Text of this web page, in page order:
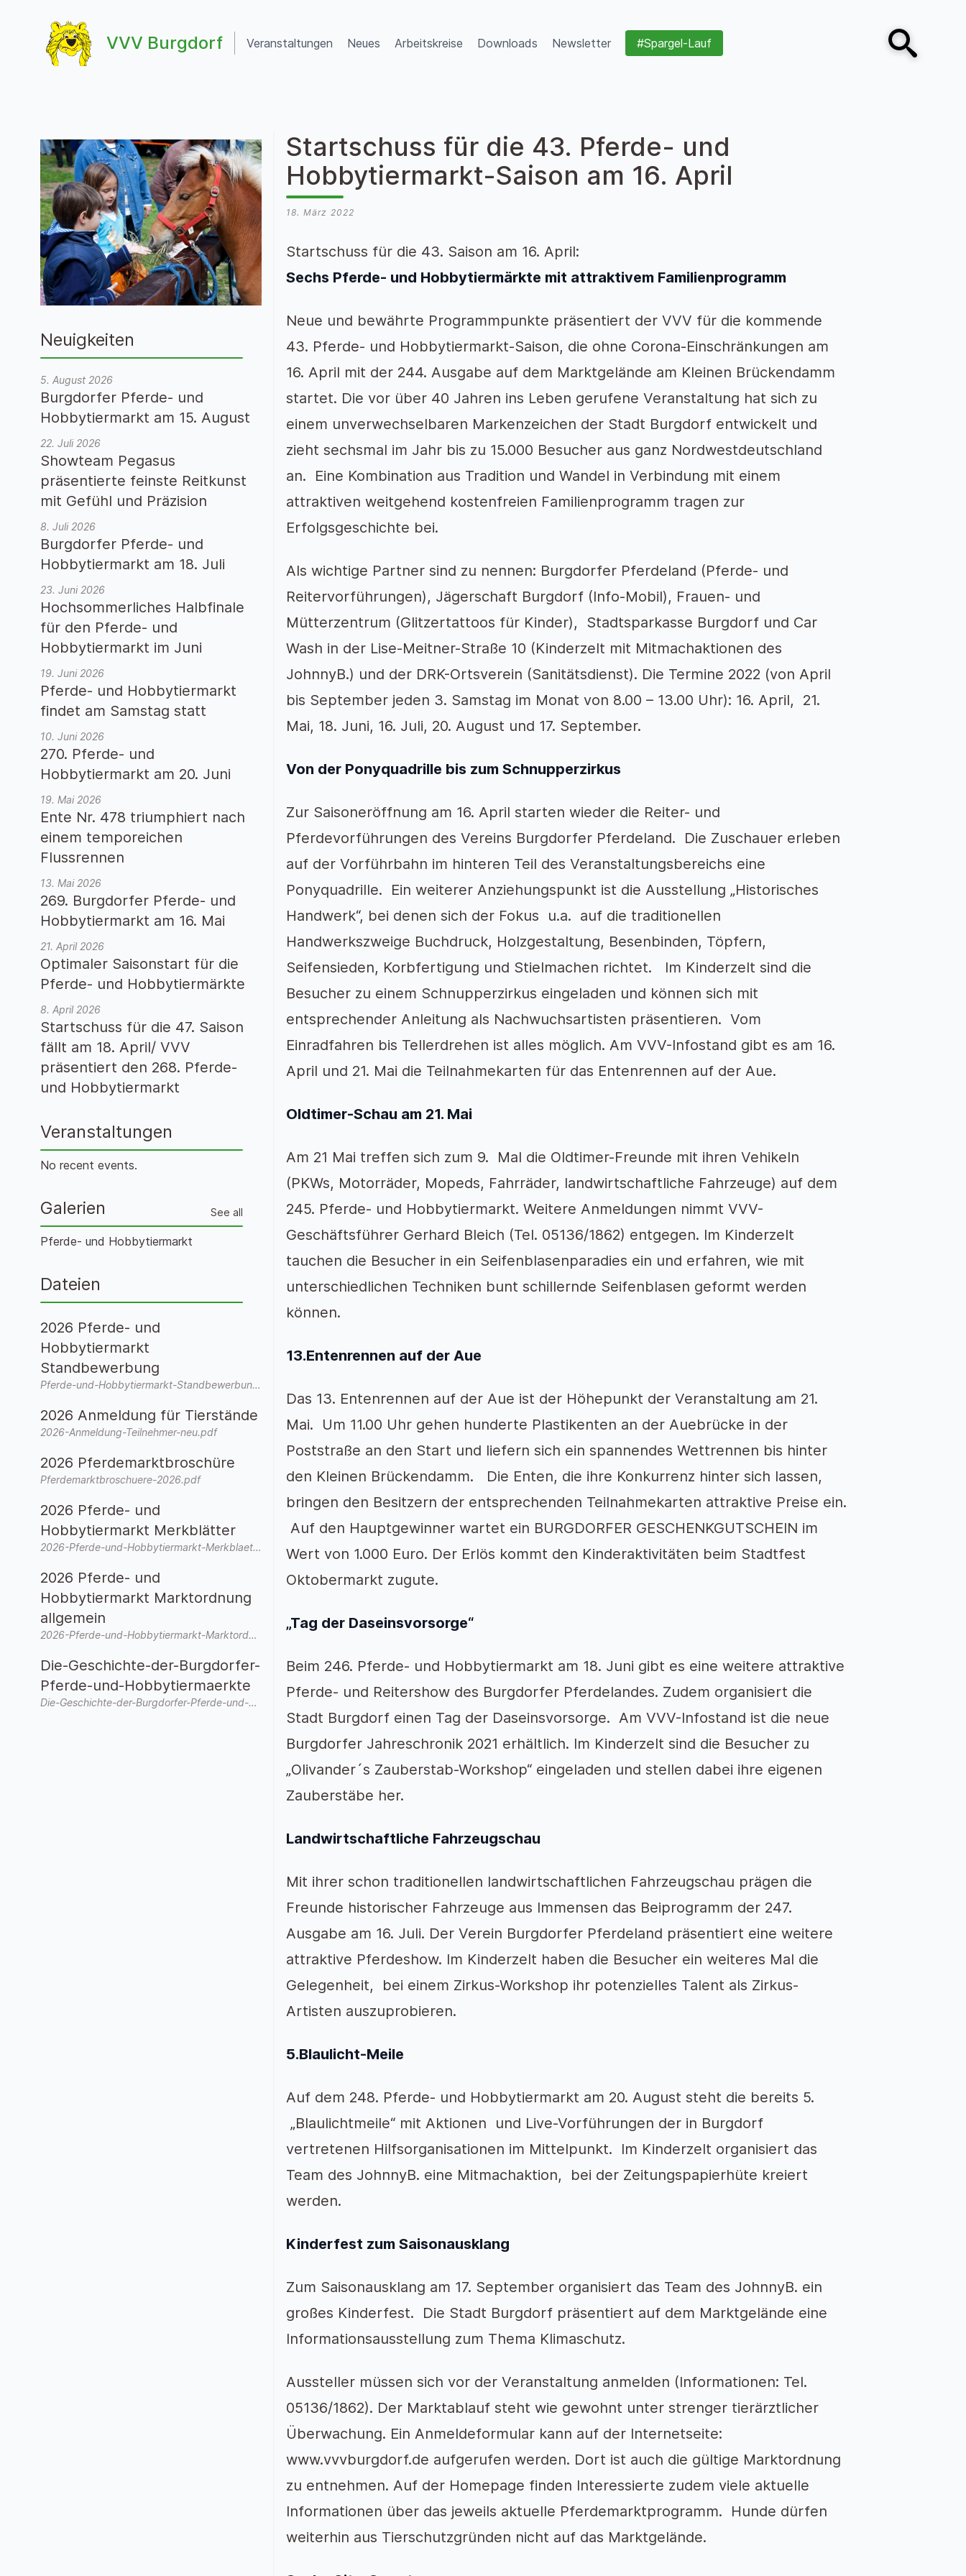
VVV Burgdorf
VVV Burgdorf
Veranstaltungen Neues Arbeitskreise Downloads Newsletter #Spargel-Lauf
Open search
Startschuss für die 43. Pferde- und
Hobbytiermarkt-Saison am 16. April
18. März 2022
Startschuss für die 43. Saison am 16. April:
Sechs Pferde- und Hobbytiermärkte mit attraktivem Familienprogramm
Neue und bewährte Programmpunkte präsentiert der VVV für die kommende
43. Pferde- und Hobbytiermarkt-Saison, die ohne Corona-Einschränkungen am
16. April mit der 244. Ausgabe auf dem Marktgelände am Kleinen Brückendamm
startet. Die vor über 40 Jahren ins Leben gerufene Veranstaltung hat sich zu
einem unverwechselbaren Markenzeichen der Stadt Burgdorf entwickelt und
zieht sechsmal im Jahr bis zu 15.000 Besucher aus ganz Nordwestdeutschland
an. Eine Kombination aus Tradition und Wandel in Verbindung mit einem
attraktiven weitgehend kostenfreien Familienprogramm tragen zur
Erfolgsgeschichte bei.
Als wichtige Partner sind zu nennen: Burgdorfer Pferdeland (Pferde- und
Reitervorführungen), Jägerschaft Burgdorf (Info-Mobil), Frauen- und
Mütterzentrum (Glitzertattoos für Kinder), Stadtsparkasse Burgdorf und Car
Wash in der Lise-Meitner-Straße 10 (Kinderzelt mit Mitmachaktionen des
JohnnyB.) und der DRK-Ortsverein (Sanitätsdienst). Die Termine 2022 (von April
bis September jeden 3. Samstag im Monat von 8.00 – 13.00 Uhr): 16. April, 21.
Mai, 18. Juni, 16. Juli, 20. August und 17. September.
Von der Ponyquadrille bis zum Schnupperzirkus
Zur Saisoneröffnung am 16. April starten wieder die Reiter- und
Pferdevorführungen des Vereins Burgdorfer Pferdeland. Die Zuschauer erleben
auf der Vorführbahn im hinteren Teil des Veranstaltungsbereichs eine
Ponyquadrille. Ein weiterer Anziehungspunkt ist die Ausstellung „Historisches
Handwerk“, bei denen sich der Fokus u.a. auf die traditionellen
Handwerkszweige Buchdruck, Holzgestaltung, Besenbinden, Töpfern,
Seifensieden, Korbfertigung und Stielmachen richtet. Im Kinderzelt sind die
Besucher zu einem Schnupperzirkus eingeladen und können sich mit
entsprechender Anleitung als Nachwuchsartisten präsentieren. Vom
Einradfahren bis Tellerdrehen ist alles möglich. Am VVV-Infostand gibt es am 16.
April und 21. Mai die Teilnahmekarten für das Entenrennen auf der Aue.
Oldtimer-Schau am 21. Mai
Am 21 Mai treffen sich zum 9. Mal die Oldtimer-Freunde mit ihren Vehikeln
(PKWs, Motorräder, Mopeds, Fahrräder, landwirtschaftliche Fahrzeuge) auf dem
245. Pferde- und Hobbytiermarkt. Weitere Anmeldungen nimmt VVV-
Geschäftsführer Gerhard Bleich (Tel. 05136/1862) entgegen. Im Kinderzelt
tauchen die Besucher in ein Seifenblasenparadies ein und erfahren, wie mit
unterschiedlichen Techniken bunt schillernde Seifenblasen geformt werden
können.
13.Entenrennen auf der Aue
Das 13. Entenrennen auf der Aue ist der Höhepunkt der Veranstaltung am 21.
Mai. Um 11.00 Uhr gehen hunderte Plastikenten an der Auebrücke in der
Poststraße an den Start und liefern sich ein spannendes Wettrennen bis hinter
den Kleinen Brückendamm. Die Enten, die ihre Konkurrenz hinter sich lassen,
bringen den Besitzern der entsprechenden Teilnahmekarten attraktive Preise ein.
Auf den Hauptgewinner wartet ein BURGDORFER GESCHENKGUTSCHEIN im
Wert von 1.000 Euro. Der Erlös kommt den Kinderaktivitäten beim Stadtfest
Oktobermarkt zugute.
„Tag der Daseinsvorsorge“
Beim 246. Pferde- und Hobbytiermarkt am 18. Juni gibt es eine weitere attraktive
Pferde- und Reitershow des Burgdorfer Pferdelandes. Zudem organisiert die
Stadt Burgdorf einen Tag der Daseinsvorsorge. Am VVV-Infostand ist die neue
Burgdorfer Jahreschronik 2021 erhältlich. Im Kinderzelt sind die Besucher zu
„Olivander´s Zauberstab-Workshop“ eingeladen und stellen dabei ihre eigenen
Zauberstäbe her.
Landwirtschaftliche Fahrzeugschau
Mit ihrer schon traditionellen landwirtschaftlichen Fahrzeugschau prägen die
Freunde historischer Fahrzeuge aus Immensen das Beiprogramm der 247.
Ausgabe am 16. Juli. Der Verein Burgdorfer Pferdeland präsentiert eine weitere
attraktive Pferdeshow. Im Kinderzelt haben die Besucher ein weiteres Mal die
Gelegenheit, bei einem Zirkus-Workshop ihr potenzielles Talent als Zirkus-
Artisten auszuprobieren.
5.Blaulicht-Meile
Auf dem 248. Pferde- und Hobbytiermarkt am 20. August steht die bereits 5.
„Blaulichtmeile“ mit Aktionen und Live-Vorführungen der in Burgdorf
vertretenen Hilfsorganisationen im Mittelpunkt. Im Kinderzelt organisiert das
Team des JohnnyB. eine Mitmachaktion, bei der Zeitungspapierhüte kreiert
werden.
Kinderfest zum Saisonausklang
Zum Saisonausklang am 17. September organisiert das Team des JohnnyB. ein
großes Kinderfest. Die Stadt Burgdorf präsentiert auf dem Marktgelände eine
Informationsausstellung zum Thema Klimaschutz.
Aussteller müssen sich vor der Veranstaltung anmelden (Informationen: Tel.
05136/1862). Der Marktablauf steht wie gewohnt unter strenger tierärztlicher
Überwachung. Ein Anmeldeformular kann auf der Internetseite:
www.vvvburgdorf.de aufgerufen werden. Dort ist auch die gültige Marktordnung
zu entnehmen. Auf der Homepage finden Interessierte zudem viele aktuelle
Informationen über das jeweils aktuelle Pferdemarktprogramm. Hunde dürfen
weiterhin aus Tierschutzgründen nicht auf das Marktgelände.
Neuigkeiten
5. August 2026
Burgdorfer Pferde- und
Hobbytiermarkt am 15. August
22. Juli 2026
Showteam Pegasus
präsentierte feinste Reitkunst
mit Gefühl und Präzision
8. Juli 2026
Burgdorfer Pferde- und
Hobbytiermarkt am 18. Juli
23. Juni 2026
Hochsommerliches Halbfinale
für den Pferde- und
Hobbytiermarkt im Juni
19. Juni 2026
Pferde- und Hobbytiermarkt
findet am Samstag statt
10. Juni 2026
270. Pferde- und
Hobbytiermarkt am 20. Juni
19. Mai 2026
Ente Nr. 478 triumphiert nach
einem temporeichen
Flussrennen
13. Mai 2026
269. Burgdorfer Pferde- und
Hobbytiermarkt am 16. Mai
21. April 2026
Optimaler Saisonstart für die
Pferde- und Hobbytiermärkte
8. April 2026
Startschuss für die 47. Saison
fällt am 18. April/ VVV
präsentiert den 268. Pferde-
und Hobbytiermarkt
Veranstaltungen
No recent events.
Galerien See all
Pferde- und Hobbytiermarkt
Dateien
2026 Pferde- und
Hobbytiermarkt
Standbewerbung
Pferde-und-Hobbytiermarkt-Standbewerbung-2026-neu.pdf
2026 Anmeldung für Tierstände
2026-Anmeldung-Teilnehmer-neu.pdf
2026 Pferdemarktbroschüre
Pferdemarktbroschuere-2026.pdf
2026 Pferde- und
Hobbytiermarkt Merkblätter
2026-Pferde-und-Hobbytiermarkt-Merkblaetter.pdf
2026 Pferde- und
Hobbytiermarkt Marktordnung
allgemein
2026-Pferde-und-Hobbytiermarkt-Marktordnung-allgemein.pdf
Die-Geschichte-der-Burgdorfer-
Pferde-und-Hobbytiermaerkte
Die-Geschichte-der-Burgdorfer-Pferde-und-Hobbytiermaerkte-3.pdf